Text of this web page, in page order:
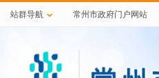
站群导航 常州市政府门户网站